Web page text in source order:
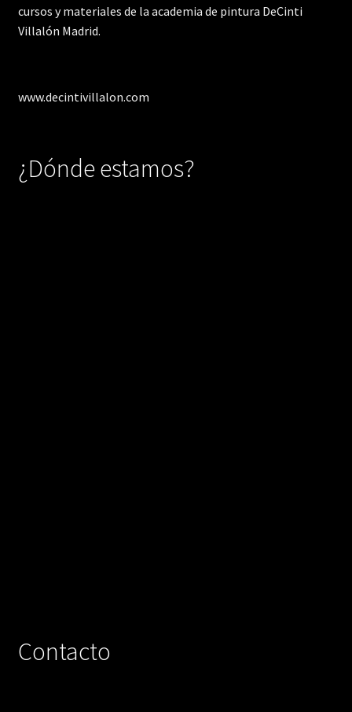
cursos y materiales de la academia de pintura DeCinti
Villalón Madrid.
www.decintivillalon.com
¿Dónde estamos?
Contacto